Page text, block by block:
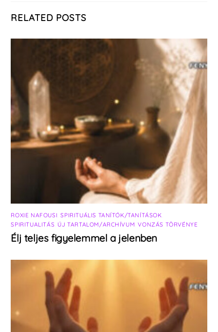
RELATED POSTS
ROXIE NAFOUSI ,SPIRITUÁLIS TANÍTÓK/TANÍTÁSOK
SPIRITUALITÁS ÚJ TARTALOM/ARCHÍVUM ,VONZÁS TÖRVÉNYE
Élj teljes figyelemmel a jelenben